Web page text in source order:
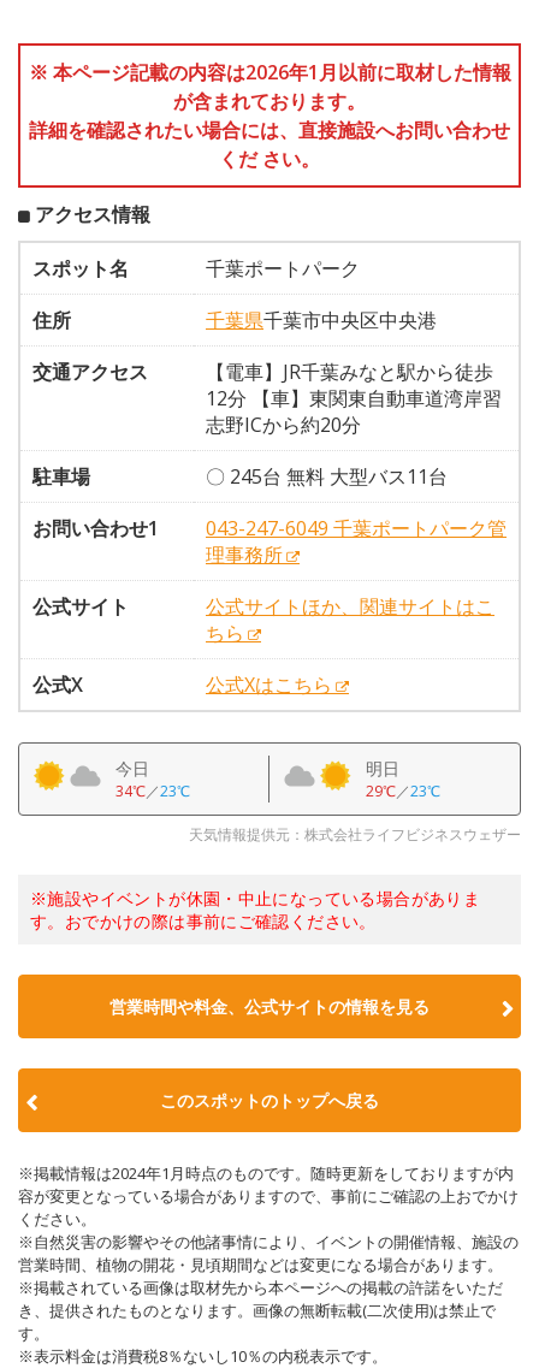
※ 本ページ記載の内容は2026年1月以前に取材した情報
が含まれております。
詳細を確認されたい場合には、直接施設へお問い合わせ
くだ さい。
アクセス情報
スポット名
千葉ポートパーク
住所
千葉県千葉市中央区中央港
交通アクセス
【電車】JR千葉みなと駅から徒歩
12分 【車】東関東自動車道湾岸習
志野ICから約20分
駐車場
〇 245台 無料 大型バス11台
お問い合わせ1
043-247-6049 千葉ポートパーク管
理事務所
公式サイト
公式サイトほか、関連サイトはこ
ちら
公式X
公式Xはこちら
今日
34℃／23℃
明日
29℃／23℃
天気情報提供元：株式会社ライフビジネスウェザー
※施設やイベントが休園・中止になっている場合がありま
す。おでかけの際は事前にご確認ください。
営業時間や料金、公式サイトの情報を見る
このスポットのトップへ戻る
※掲載情報は2024年1月時点のものです。随時更新をしておりますが内
容が変更となっている場合がありますので、事前にご確認の上おでかけ
ください。
※自然災害の影響やその他諸事情により、イベントの開催情報、施設の
営業時間、植物の開花・見頃期間などは変更になる場合があります。
※掲載されている画像は取材先から本ページへの掲載の許諾をいただ
き、提供されたものとなります。画像の無断転載(二次使用)は禁止で
す。
※表示料金は消費税8％ないし10％の内税表示です。